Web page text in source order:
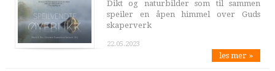
Dikt og naturbilder som til sammen
speiler en åpen himmel over Guds
skaperverk
22.05.2023
les mer »